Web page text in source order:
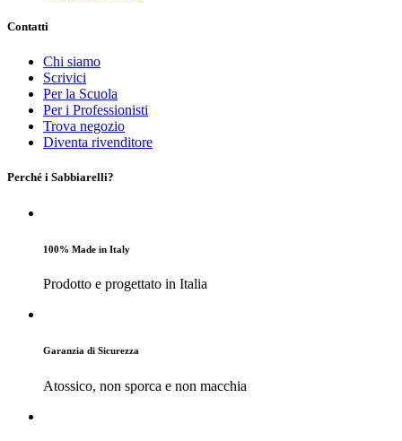
Contatti
Chi siamo
Scrivici
Per la Scuola
Per i Professionisti
Trova negozio
Diventa rivenditore
Perché i Sabbiarelli?
100% Made in Italy
Prodotto e progettato in Italia
Garanzia di Sicurezza
Atossico, non sporca e non macchia